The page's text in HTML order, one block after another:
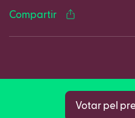
Compartir
Votar pel